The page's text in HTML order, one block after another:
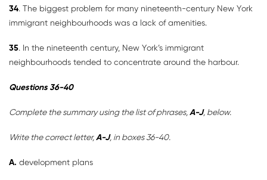
34. The biggest problem for many nineteenth-century New York
immigrant neighbourhoods was a lack of amenities.
35. In the nineteenth century, New York’s immigrant
neighbourhoods tended to concentrate around the harbour.
Questions 36-40
Complete the summary using the list of phrases, A-J, below.
Write the correct letter, A-J, in boxes 36-40.
A. development plans